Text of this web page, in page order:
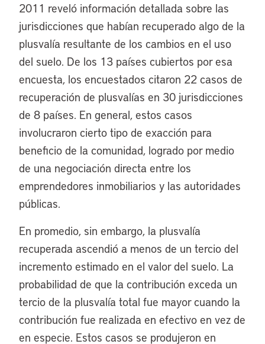
2011 reveló información detallada sobre las
jurisdicciones que habían recuperado algo de la
plusvalía resultante de los cambios en el uso
del suelo. De los 13 países cubiertos por esa
encuesta, los encuestados citaron 22 casos de
recuperación de plusvalías en 30 jurisdicciones
de 8 países. En general, estos casos
involucraron cierto tipo de exacción para
beneficio de la comunidad, logrado por medio
de una negociación directa entre los
emprendedores inmobiliarios y las autoridades
públicas.
En promedio, sin embargo, la plusvalía
recuperada ascendió a menos de un tercio del
incremento estimado en el valor del suelo. La
probabilidad de que la contribución exceda un
tercio de la plusvalía total fue mayor cuando la
contribución fue realizada en efectivo en vez de
en especie. Estos casos se produjeron en